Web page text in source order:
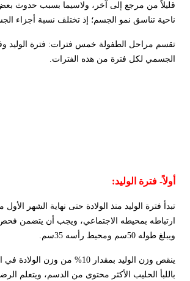
قليلاً من مرجع إلى آخر، ولاسيما بسبب حدوث
ناحية تناسق نمو الجسم؛ إذ تختلف نسبة أجزاء
تقسم مراحل الطفولة خمس فترات: فترة الوليد
الجسمي لكل فترة من هذه الفترات.
أولاً- فترة الوليد:
تبدأ فترة الوليد منذ الولادة حتى نهاية الشهر
ويبلغ طوله 50سم ومحيط رأسه 35سم.
ينقص وزن الوليد بمقدار
باللبأ الحليب الأكثر محتوى من الدسم، ويتعلم